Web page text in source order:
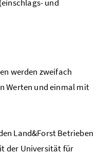
und
werden zweifach
Werten und einmal mit
Land&Forst Betrieben
der Universität für